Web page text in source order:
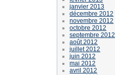
janvier 2013
décembre 2012
novembre 2012
octobre 2012
septembre 2012
août 2012
juillet 2012
juin 2012
mai 2012
avril 2012